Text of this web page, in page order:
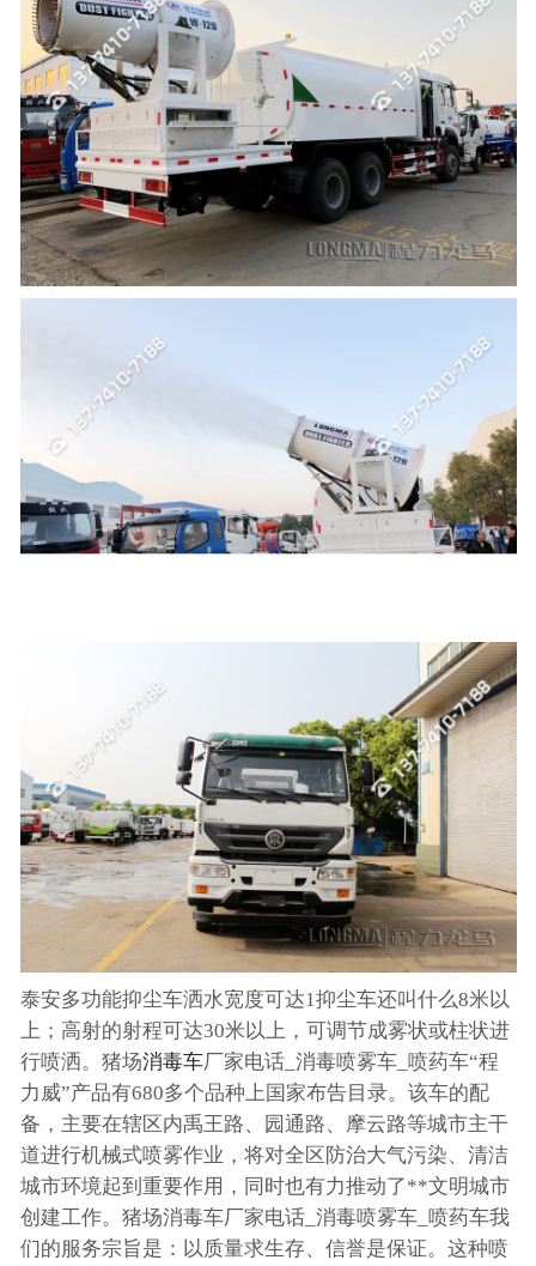
泰安多功能抑尘车洒水宽度可达1抑尘车还叫什么8米以
上；高射的射程可达30米以上，可调节成雾状或柱状进
行喷洒。猪场消毒车厂家电话_消毒喷雾车_喷药车“程
力威”产品有680多个品种上国家布告目录。该车的配
备，主要在辖区内禹王路、园通路、摩云路等城市主干
道进行机械式喷雾作业，将对全区防治大气污染、清洁
城市环境起到重要作用，同时也有力推动了**文明城市
创建工作。猪场消毒车厂家电话_消毒喷雾车_喷药车我
们的服务宗旨是：以质量求生存、信誉是保证。这种喷